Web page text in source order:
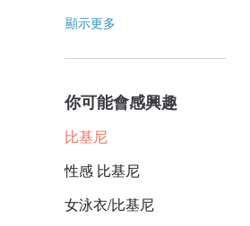
顯示更多
你可能會感興趣
比基尼
性感 比基尼
女泳衣/比基尼